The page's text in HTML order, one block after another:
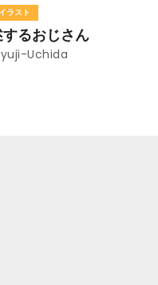
ラスト
るおじさん
Uchida